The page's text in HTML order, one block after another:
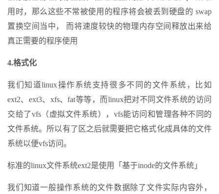
用时，那么这些不常被使用的程序将会被丢到硬盘的 swap
置换空间当中， 而将速度较快的物理内存空间释放出来给
真正需要的程序使用
4.格式化
我们知道linux操作系统支持很多不同的文件系统，比如
ext2、ext3、xfs、fat等等，而linux把对不同文件系统的访问
交给了vfs（虚拟文件系统），vfs能访问和管理各种不同的
文件系统。所以有了区之后就需要把它格式化成具体的文件
系统以便vfs访问。
标准的linux文件系统ext2是使用「基于inode的文件系统」
我们知道一般操作系统的文件数据除了文件实际内容外，